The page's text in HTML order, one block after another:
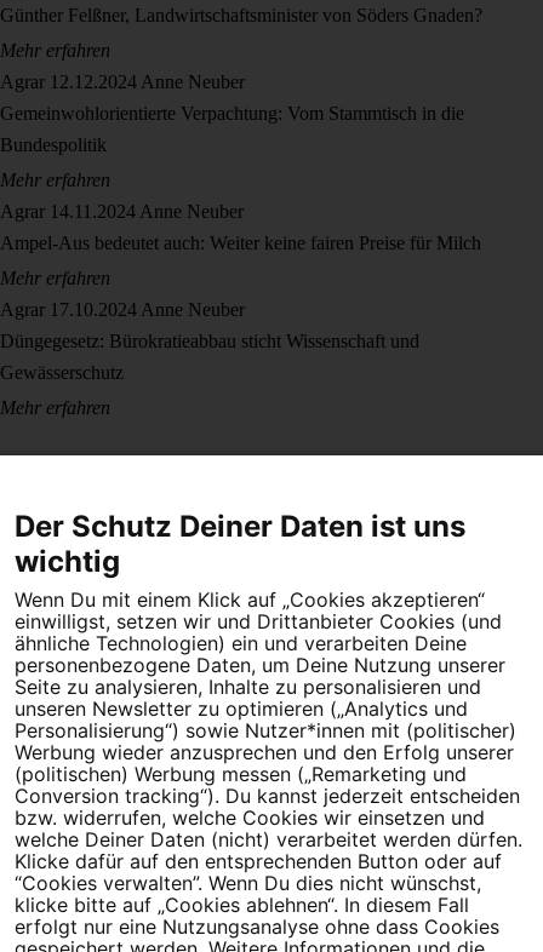
Günther Felßner, Landwirtschaftsminister von Söders Gnaden?
Mehr erfahren
Agrar 12.12.2024 Anne Neuber
Gemeinwohlorientierte Verpachtung: Vom Stammtisch in die
Bundespolitik
Mehr erfahren
Agrar 14.11.2024 Anne Neuber
Ampel-Aus bedeutet auch: Weiter keine fairen Preise für Milch
Mehr erfahren
Agrar 17.10.2024 Anne Neuber
Düngegesetz: Bürokratieabbau sticht Wissenschaft und
Gewässerschutz
Mehr erfahren
Dein Engagement macht den Unterschied. Schließe Dich 4,5
Millionen Menschen an.
Newsletter bestellen
Campact e.V.
IBAN DE95 2‍5‍1‍2 0‍5‍1‍0 6‍9‍8‍0 0‍0‍0‍0 0‍0
SozialBank
Direkt online spenden
Der Schutz Deiner Daten ist uns
wichtig
Wenn Du mit einem Klick auf „Cookies akzeptieren“
einwilligst, setzen wir und Drittanbieter Cookies (und
ähnliche Technologien) ein und verarbeiten Deine
personenbezogene Daten, um Deine Nutzung unserer
Seite zu analysieren, Inhalte zu personalisieren und
unseren Newsletter zu optimieren („Analytics und
Personalisierung“) sowie Nutzer*innen mit (politischer)
Werbung wieder anzusprechen und den Erfolg unserer
(politischen) Werbung messen („Remarketing und
Conversion tracking“). Du kannst jederzeit entscheiden
bzw. widerrufen, welche Cookies wir einsetzen und
welche Deiner Daten (nicht) verarbeitet werden dürfen.
Klicke dafür auf den entsprechenden Button oder auf
“Cookies verwalten”. Wenn Du dies nicht wünschst,
klicke bitte auf „Cookies ablehnen“. In diesem Fall
erfolgt nur eine Nutzungsanalyse ohne dass Cookies